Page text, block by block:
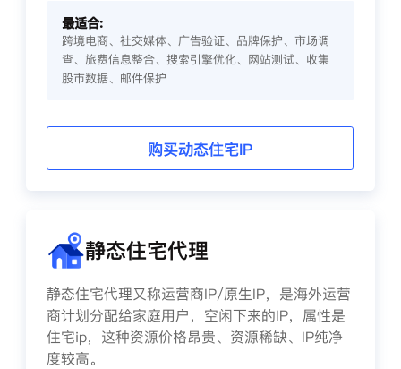
最适合:
跨境电商、社交媒体、广告验证、品牌保护、市场调
查、旅费信息整合、搜索引擎优化、网站测试、收集
股市数据、邮件保护
购买动态住宅IP
静态住宅代理
静态住宅代理又称运营商IP/原生IP，是海外运营
商计划分配给家庭用户，空闲下来的IP，属性是
住宅ip，这种资源价格昂贵、资源稀缺、IP纯净
度较高。